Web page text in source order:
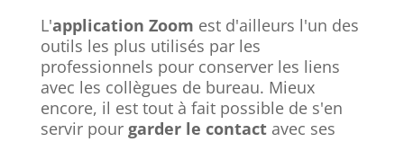
L'application Zoom est d'ailleurs l'un des
outils les plus utilisés par les
professionnels pour conserver les liens
avec les collègues de bureau. Mieux
encore, il est tout à fait possible de s'en
servir pour garder le contactavec ses